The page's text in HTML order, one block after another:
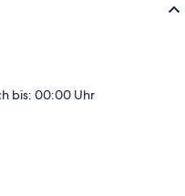
bis: 00:00 Uhr